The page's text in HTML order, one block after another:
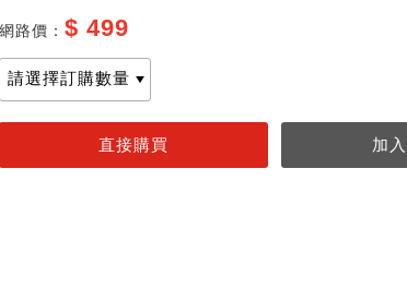
網路價： $ 499